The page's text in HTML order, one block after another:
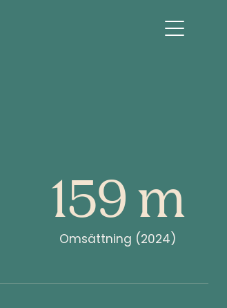
159 m
Omsättning (2024)